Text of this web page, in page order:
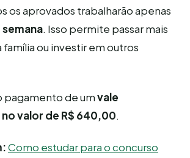
os aprovados trabalharão apenas
. Isso permite passar mais
ou investir em outros
pagamento de umvale
valor de R$ 640,00.
Como estudar para o concurso